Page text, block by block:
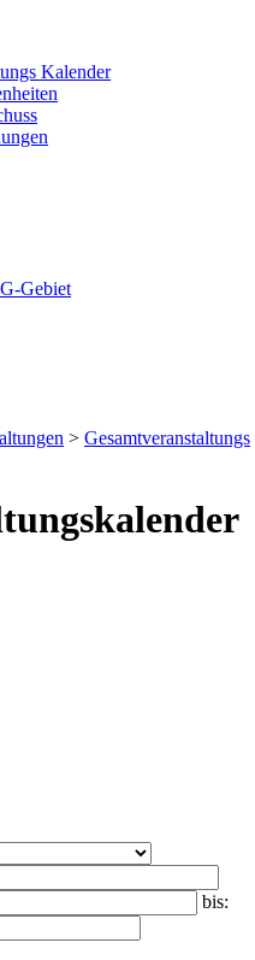
Kalender
Gebiet
> Gesamtveranstaltungs
bis: